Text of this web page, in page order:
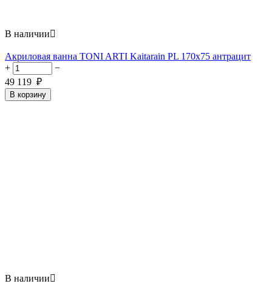
В наличии
Акриловая ванна TONI ARTI Kaitarain PL 170x75 антрацит
+
−
49 119 ₽
В корзину
В наличии